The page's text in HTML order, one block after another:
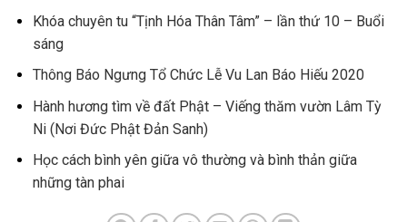
Khóa chuyên tu “Tịnh Hóa Thân Tâm” – lần thứ 10 – Buổi
sáng
Thông Báo Ngưng Tổ Chức Lễ Vu Lan Báo Hiếu 2020
Hành hương tìm về đất Phật – Viếng thăm vườn Lâm Tỳ
Ni (Nơi Đức Phật Đản Sanh)
Học cách bình yên giữa vô thường và bình thản giữa
những tàn phai